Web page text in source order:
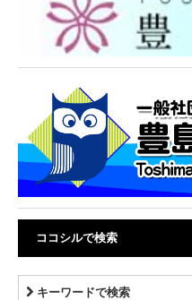
ココシルで検索
キーワードで検索